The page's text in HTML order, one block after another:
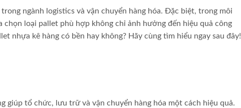
ngành logistics và vận chuyển hàng hóa. Đặc biệt, trong môi
loại pallet phù hợp không chỉ ảnh hưởng đến hiệu quả công
nhựa kê hàng có bền hay không? Hãy cùng tìm hiểu ngay sau đây!
giúp tổ chức, lưu trữ và vận chuyển hàng hóa một cách hiệu quả.